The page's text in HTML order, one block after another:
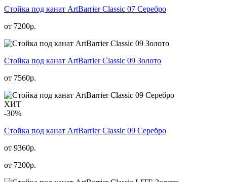
Стойка под канат ArtBarrier Classic 07 Серебро
от 7200р.
Стойка под канат ArtBarrier Classic 09 Золото
от 7560р.
ХИТ
-30%
Стойка под канат ArtBarrier Classic 09 Серебро
от 9360р.
от 7200р.